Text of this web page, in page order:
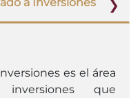
es el área
inversiones que